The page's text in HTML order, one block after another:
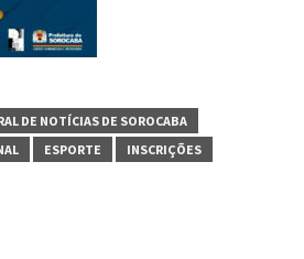
DE NOTÍCIAS DE SOROCABA
ESPORTE
INSCRIÇÕES